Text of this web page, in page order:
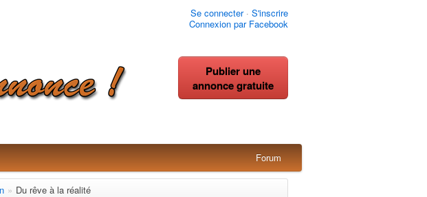
Se connecter· S'inscrire
Connexion par Facebook
Publier une
annonce gratuite
Forum
» Du rêve à la réalité